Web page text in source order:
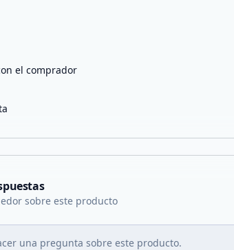
el comprador
sobre este producto
una pregunta sobre este producto.